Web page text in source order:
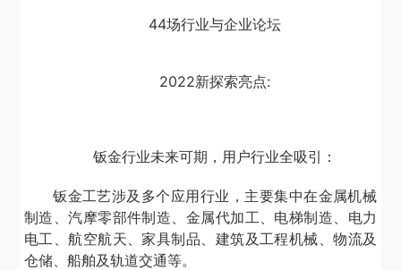
44场行业与企业论坛
2022新探索亮点:
钣金行业未来可期，用户行业全吸引：
钣金工艺涉及多个应用行业，主要集中在金属机械
制造、汽摩零部件制造、金属代加工、电梯制造、电力
电工、航空航天、家具制品、建筑及工程机械、物流及
仓储、船舶及轨道交通等。